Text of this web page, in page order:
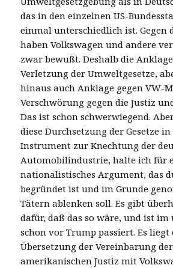
das in den einzelnen US-
einmal unterschiedlich ist. Gegen
haben Volkswagen und andere
zwar bewußt. Deshalb die
Verletzung der Umweltgesetze,
hinaus auch Anklage gegen VW-
Verschwörung gegen die Justiz
Das ist schon schwerwiegend.
diese Durchsetzung der Gesetze in
Instrument zur Knechtung der
Automobilindustrie, halte ich für
nationalistisches Argument, das
begründet ist und im Grunde
Tätern ablenken soll. Es gibt
dafür, daß das so wäre, und ist im
schon vor Trump passiert. Es liegt
Übersetzung der Vereinbarung der
amerikanischen Justiz mit